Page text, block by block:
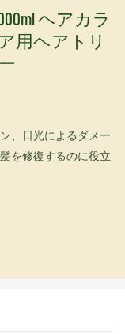
ヘアカラ
用ヘアトリ
、日光によるダメー
を修復するのに役立